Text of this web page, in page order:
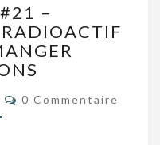
–
Commentaires
0 Commentaire